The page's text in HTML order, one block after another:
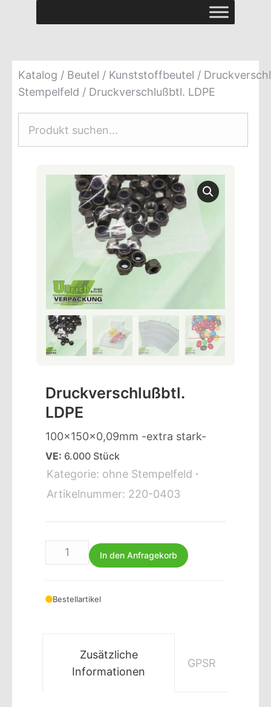
Katalog / Beutel / Kunststoffbeutel /
Stempelfeld / Druckverschlußbtl. LDPE
Druckverschlußbtl.
LDPE
100x150x0,09mm -extra stark-
VE: 6.000 Stück
Kategorie: ohne Stempelfeld
Artikelnummer: 220-0403
In den Anfragekorb
Bestellartikel
Zusätzliche
Informationen
GPSR